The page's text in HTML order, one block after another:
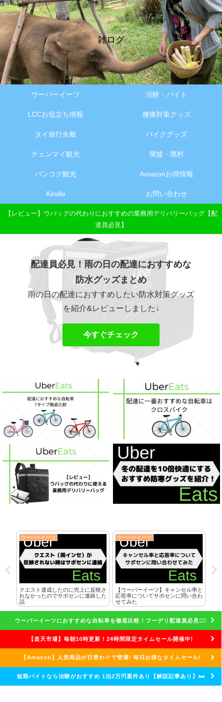
雑ログ
ウーバーイーツ 治験・バイト
LCCお役立ち情報 腰痛対策グッズ
タイ旅行全般 バイクグッズ
チェンマイ観光 廃墟・廃村
バンコク観光 Amazonお得情報
Kindle お問い合わせ
【レビュー】ウバッグの代わりにおすすめの業務用デリバリーバッグ【配
達員必見】
配達員必見！雨の日の配達におすすめな
防水グッズまとめ
雨の日の配達におすすめしたい防水対策グッズ
を紹介&レビューしました↓
今すぐチェック
ウーバーイーツ
クエスト達成したのに売上に反映さ
れなかったのでサポセンに連絡した
話
ウーバーイーツ
【ウーバーイーツ】キャンセル率と
応答率についてサポセンに問い合わ
せてみた
ウーバーイーツにおすすめな自転車を徹底比較！フーデリ配達員必見🚴‍♀️
【楽天市場】毎朝10時更新！24時間限定タイムセール開催中!
【Amazon】人気商品が日替わりで登場! 毎日お得なタイムセール!
短期バイトなら治験がおすすめ 1泊2万円案件あり【解説記事あり】🛏